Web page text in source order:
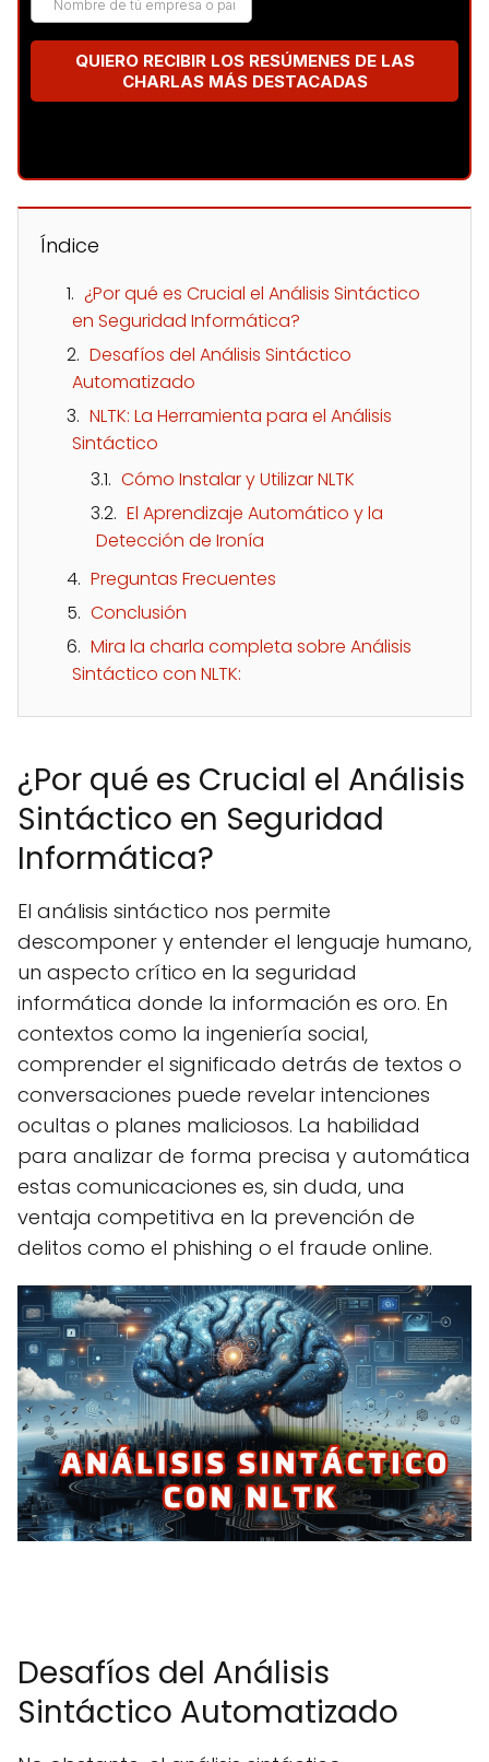
Índice
¿Por qué es Crucial el Análisis Sintáctico
en Seguridad Informática?
Desafíos del Análisis Sintáctico
Automatizado
NLTK: La Herramienta para el Análisis
Sintáctico
Cómo Instalar y Utilizar NLTK
El Aprendizaje Automático y la
Detección de Ironía
Preguntas Frecuentes
Conclusión
Mira la charla completa sobre Análisis
Sintáctico con NLTK:
¿Por qué es Crucial el Análisis
Sintáctico en Seguridad
Informática?
El análisis sintáctico nos permite
descomponer y entender el lenguaje humano,
un aspecto crítico en la seguridad
informática donde la información es oro. En
contextos como la ingeniería social,
comprender el significado detrás de textos o
conversaciones puede revelar intenciones
ocultas o planes maliciosos. La habilidad
para analizar de forma precisa y automática
estas comunicaciones es, sin duda, una
ventaja competitiva en la prevención de
delitos como el phishing o el fraude online.
Desafíos del Análisis
Sintáctico Automatizado